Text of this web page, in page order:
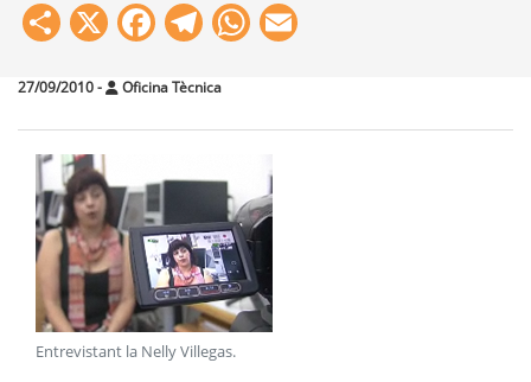
Share
X Facebook
Telegram
WhatsApp
27/09/2010- Oficina Tècnica
Entrevistant la Nelly Villegas.